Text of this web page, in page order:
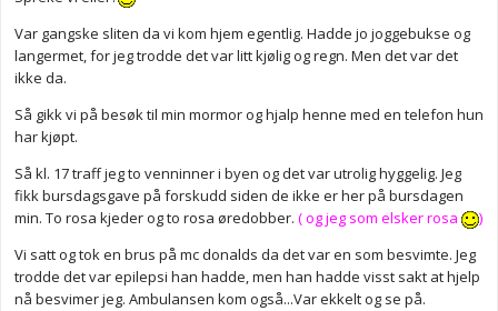
Var gangske sliten da vi kom hjem egentlig. Hadde jo joggebukse og
langermet, for jeg trodde det var litt kjølig og regn. Men det var det
ikke da.
Så gikk vi på besøk til min mormor og hjalp henne med en telefon hun
har kjøpt.
Så kl. 17 traff jeg to venninner i byen og det var utrolig hyggelig. Jeg
fikk bursdagsgave på forskudd siden de ikke er her på bursdagen
min. To rosa kjeder og to rosa øredobber. ( og jeg som elsker rosa
)
Vi satt og tok en brus på mc donalds da det var en som besvimte. Jeg
trodde det var epilepsi han hadde, men han hadde visst sakt at hjelp
nå besvimer jeg. Ambulansen kom også...Var ekkelt og se på.